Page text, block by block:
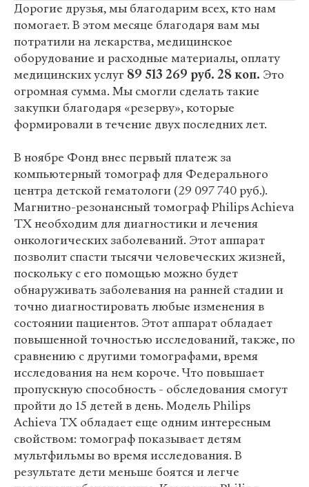
Дорогие друзья, мы благодарим всех, кто нам
помогает. В этом месяце благодаря вам мы
потратили на лекарства, медицинское
оборудование и расходные материалы, оплату
медицинских услуг 89 513 269 руб. 28 коп. Это
огромная сумма. Мы смогли сделать такие
закупки благодаря «резерву», которые
формировали в течение двух последних лет.
В ноябре Фонд внес первый платеж за
компьютерный томограф для Федерального
центра детской гематологи (29 097 740 руб.).
Магнитно-резонансный томограф Philips Achieva
TX необходим для диагностики и лечения
онкологических заболеваний. Этот аппарат
позволит спасти тысячи человеческих жизней,
поскольку с его помощью можно будет
обнаруживать заболевания на ранней стадии и
точно диагностировать любые изменения в
состоянии пациентов. Этот аппарат обладает
повышенной точностью исследований, также, по
сравнению с другими томографами, время
исследования на нем короче. Что повышает
пропускную способность - обследования смогут
пройти до 15 детей в день. Модель Philips
Achieva TX обладает еще одним интересным
свойством: томограф показывает детям
мультфильмы во время исследования. В
результате дети меньше боятся и легче